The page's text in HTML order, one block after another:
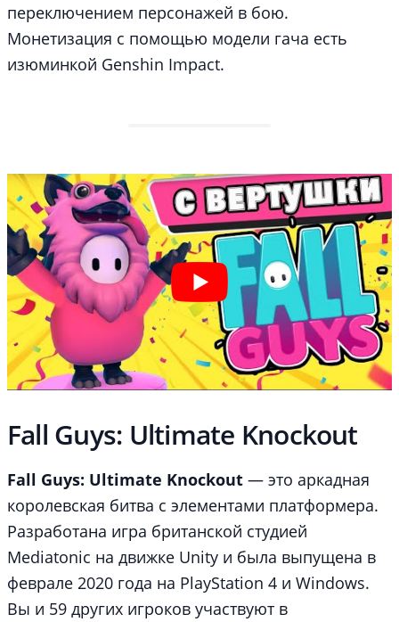
переключением персонажей в бою.
Монетизация с помощью модели гача есть
изюминкой Genshin Impact.
Fall Guys: Ultimate Knockout
Fall Guys: Ultimate Knockout — это аркадная
королевская битва с элементами платформера.
Разработана игра британской студией
Mediatonic на движке Unity и была выпущена в
феврале 2020 года на PlayStation 4 и Windows.
Вы и 59 других игроков участвуют в